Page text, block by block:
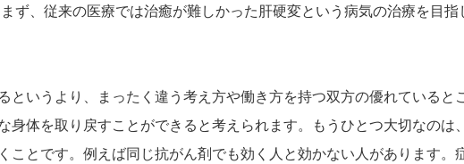
ず、従来の医療では治癒が難しかった肝硬変という病気の治療を目
いうより、まったく違う考え方や働き方を持つ双方の優れていると
体を取り戻すことができると考えられます。もうひとつ大切なのは
とです。例えば同じ抗がん剤でも効く人と効かない人があります。